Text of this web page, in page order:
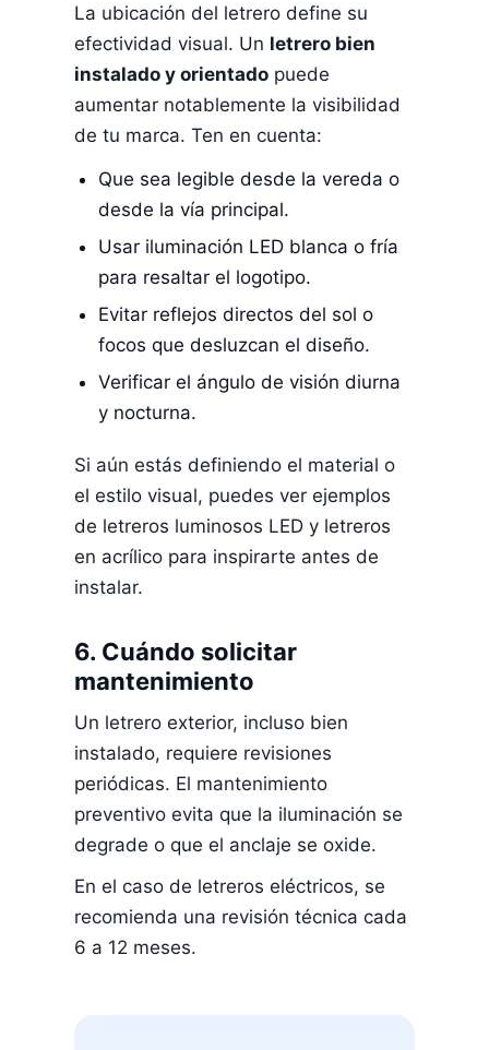
La ubicación del letrero define su
efectividad visual. Un letrero bien
instalado y orientado puede
aumentar notablemente la visibilidad
de tu marca. Ten en cuenta:
Que sea legible desde la vereda o
desde la vía principal.
Usar iluminación LED blanca o fría
para resaltar el logotipo.
Evitar reflejos directos del sol o
focos que desluzcan el diseño.
Verificar el ángulo de visión diurna
y nocturna.
Si aún estás definiendo el material o
el estilo visual, puedes ver ejemplos
de letreros luminosos LED y letreros
en acrílico para inspirarte antes de
instalar.
6. Cuándo solicitar
mantenimiento
Un letrero exterior, incluso bien
instalado, requiere revisiones
periódicas. El mantenimiento
preventivo evita que la iluminación se
degrade o que el anclaje se oxide.
En el caso de letreros eléctricos, se
recomienda una revisión técnica cada
6 a 12 meses.